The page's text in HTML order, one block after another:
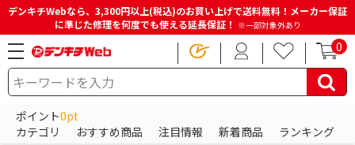
デンキチWebなら、3,300円以上(税込)のお買い上げで送料無料！メーカー保証
に準じた修理を何度でも使える延長保証！ ※一部対象外あり
0
ポイント0pt
カテゴリ
おすすめ商品 注目情報 新着商品 ランキング
HOME 商品一覧ページ キッチン・調理家電 調理小物
調理小物の商品一覧